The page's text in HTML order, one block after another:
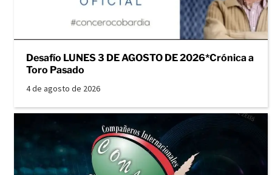
Desafío LUNES 3 DE AGOSTO DE 2026*Crónica a
Toro Pasado
4 de agosto de 2026